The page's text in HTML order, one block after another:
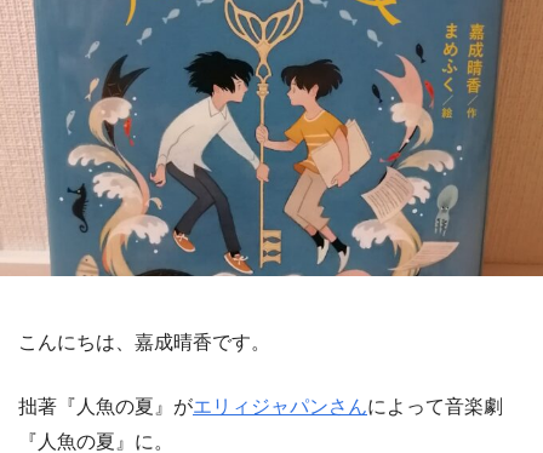
こんにちは、嘉成晴香です。
拙著『人魚の夏』がエリィジャパンさんによって音楽劇
『人魚の夏』に。